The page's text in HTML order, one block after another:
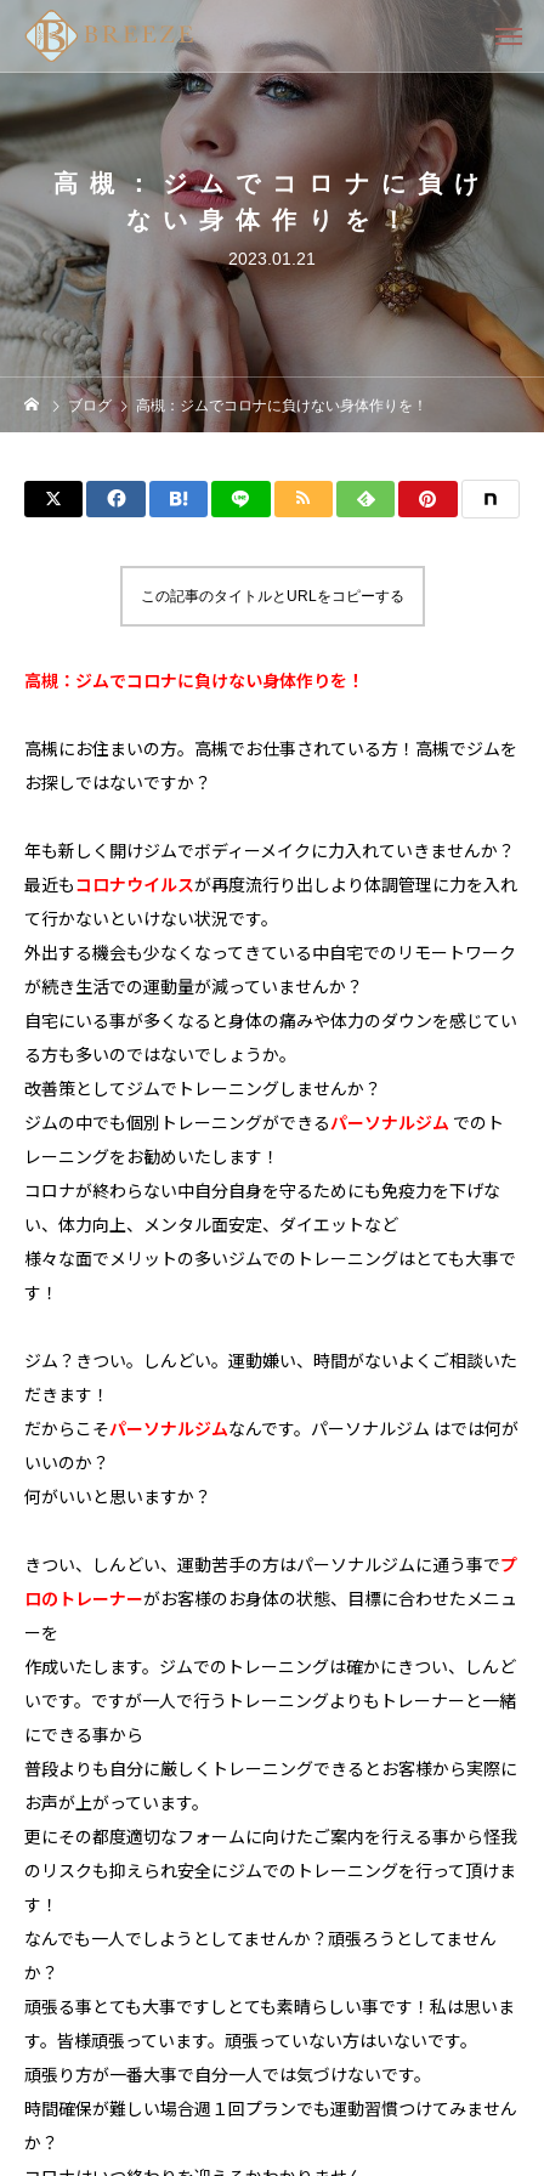
高槻：ジムでコロナに負け
ない身体作りを！
2023.01.21
ブログ 高槻：ジムでコロナに負けない身体作りを！
この記事のタイトルとURLをコピーする
高槻：ジムでコロナに負けない身体作りを！
高槻にお住まいの方。高槻でお仕事されている方！高槻でジムを
お探しではないですか？
年も新しく開けジムでボディーメイクに力入れていきませんか？
最近もコロナウイルスが再度流行り出しより体調管理に力を入れ
て行かないといけない状況です。
外出する機会も少なくなってきている中自宅でのリモートワーク
が続き生活での運動量が減っていませんか？
自宅にいる事が多くなると身体の痛みや体力のダウンを感じてい
る方も多いのではないでしょうか。
改善策としてジムでトレーニングしませんか？
ジムの中でも個別トレーニングができるパーソナルジム でのト
レーニングをお勧めいたします！
コロナが終わらない中自分自身を守るためにも免疫力を下げな
い、体力向上、メンタル面安定、ダイエットなど
様々な面でメリットの多いジムでのトレーニングはとても大事で
す！
ジム？きつい。しんどい。運動嫌い、時間がないよくご相談いた
だきます！
だからこそパーソナルジムなんです。パーソナルジム はでは何が
いいのか？
何がいいと思いますか？
きつい、しんどい、運動苦手の方はパーソナルジムに通う事でプ
ロのトレーナーがお客様のお身体の状態、目標に合わせたメニュ
ーを
作成いたします。ジムでのトレーニングは確かにきつい、しんど
いです。ですが一人で行うトレーニングよりもトレーナーと一緒
にできる事から
普段よりも自分に厳しくトレーニングできるとお客様から実際に
お声が上がっています。
更にその都度適切なフォームに向けたご案内を行える事から怪我
のリスクも抑えられ安全にジムでのトレーニングを行って頂けま
す！
なんでも一人でしようとしてませんか？頑張ろうとしてません
か？
頑張る事とても大事ですしとても素晴らしい事です！私は思いま
す。皆様頑張っています。頑張っていない方はいないです。
頑張り方が一番大事で自分一人では気づけないです。
時間確保が難しい場合週１回プランでも運動習慣つけてみません
か？